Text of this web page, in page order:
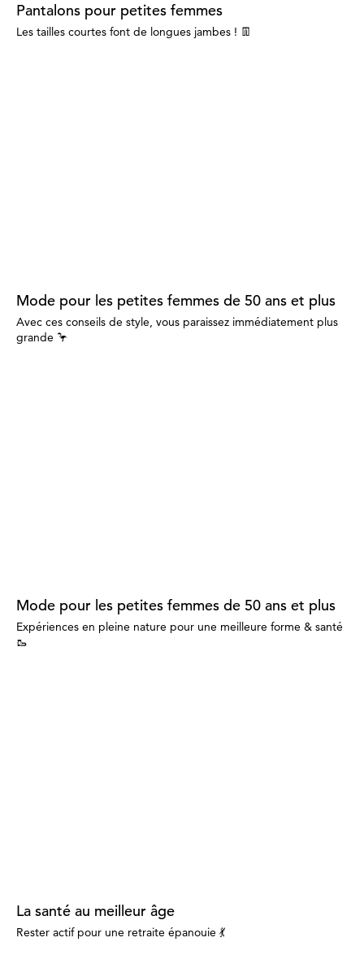
Pantalons pour petites femmes
Les tailles courtes font de longues jambes ! 👖
Mode pour les petites femmes de 50 ans et plus
Avec ces conseils de style, vous paraissez immédiatement plus
grande 🦩
Mode pour les petites femmes de 50 ans et plus
Expériences en pleine nature pour une meilleure forme & santé
🥾
La santé au meilleur âge
Rester actif pour une retraite épanouie 💃